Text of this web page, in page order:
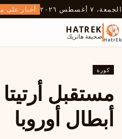
الجمعة، ٧ أغسطس ٢٠٢٦ أخبار على
HATREK
صحيفة هاتريك
كورة
مستقبل
أبطال أوروبا